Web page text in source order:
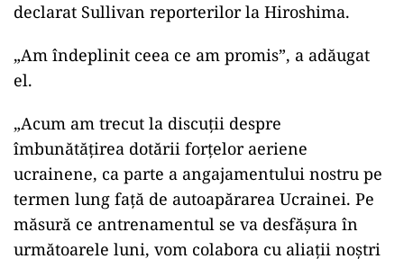
declarat Sullivan reporterilor la Hiroshima.
„Am îndeplinit ceea ce am promis”, a adăugat
el.
„Acum am trecut la discuţii despre
îmbunătăţirea dotării forţelor aeriene
ucrainene, ca parte a angajamentului nostru pe
termen lung faţă de autoapărarea Ucrainei. Pe
măsură ce antrenamentul se va desfăşura în
următoarele luni, vom colabora cu aliaţii noştri